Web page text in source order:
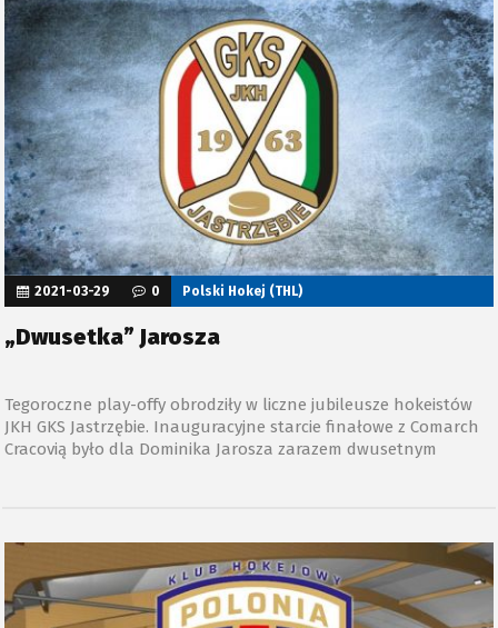
„Dwusetka” Jarosza
Tegoroczne play-offy obrodziły w liczne jubileusze hokeistów
JKH GKS Jastrzębie. Inauguracyjne starcie finałowe z Comarch
Cracovią było dla Dominika Jarosza zarazem dwusetnym
2021-03-29 0 Polski Hokej (THL)